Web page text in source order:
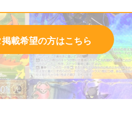
掲載希望の方はこちら